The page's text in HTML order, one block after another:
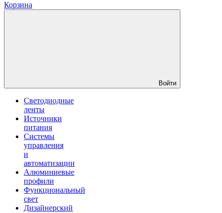
Корзина
Войти
Светодиодные
ленты
Источники
питания
Системы
управления
и
автоматизации
Алюминиевые
профили
Функциональный
свет
Дизайнерский